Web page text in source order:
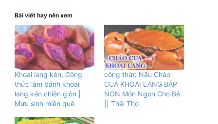
Bài viết hay nên xem
Khoai lang kén, Công
thức làm bánh khoai
lang kén chiên giòn |
Mưu sinh miền quê
công thức Nấu Cháo
CUA KHOAI LANG BẮP
NON Món Ngon Cho Bé
|| Thái Thọ